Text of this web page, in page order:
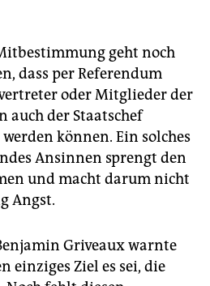
geht noch
dass per Referendum
oder Mitglieder der
auch der Staatschef
können. Ein solches
Ansinnen sprengt den
und macht darum nicht
Angst.
Griveaux warnte
einziges Ziel es sei, die